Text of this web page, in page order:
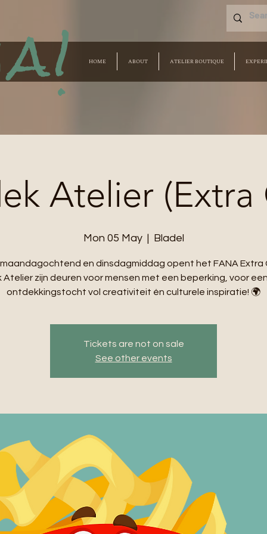
HOME ABOUT ATELIER BOUTIQUE
Atelier (Extra
Mon 05 May
  |
Bladel
maandagochtend en dinsdagmiddag opent het FANA Extra
zijn deuren voor mensen met een beperking, voor
ontdekkingstocht vol creativiteit én culturele inspiratie! 🌍
Tickets are not on sale
See other events